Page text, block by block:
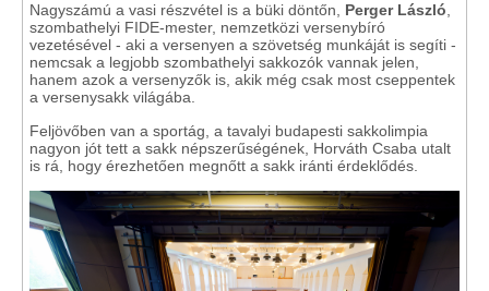
Nagyszámú a vasi részvétel is a büki döntőn, Perger László
szombathelyi FIDE-mester, nemzetközi versenybíró
vezetésével - aki a versenyen a szövetség munkáját is segíti -
nemcsak a legjobb szombathelyi sakkozók vannak jelen,
hanem azok a versenyzők is, akik még csak most cseppentek
a versenysakk világába.
Feljövőben van a sportág, a tavalyi budapesti sakkolimpia
nagyon jót tett a sakk népszerűségének, Horváth Csaba utalt
is rá, hogy érezhetően megnőtt a sakk iránti érdeklődés.